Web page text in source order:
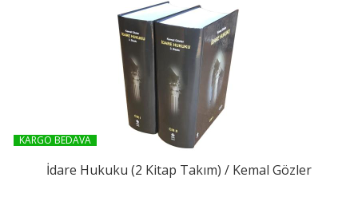
KARGO BEDAVA
İdare Hukuku (2 Kitap Takım) / Kemal Gözler